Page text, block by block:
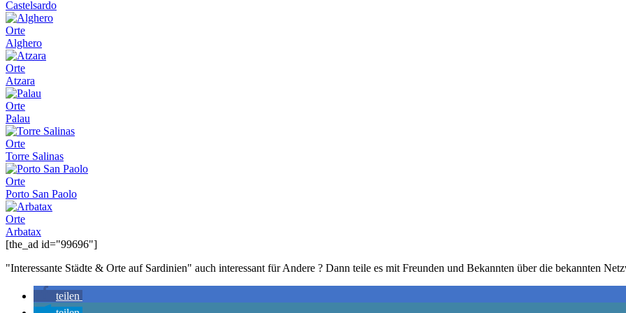
Castelsardo
Orte
Alghero
Orte
Atzara
Orte
Palau
Orte
Torre Salinas
Orte
Porto San Paolo
Orte
Arbatax
[the_ad id="99696"]
"Interessante Städte & Orte auf Sardinien" auch interessant für Andere ? Dann teile es mit Freunden und Bekannten über die bekannten
teilen